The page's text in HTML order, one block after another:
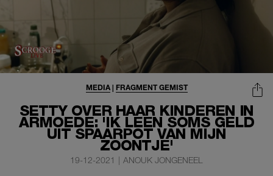
SETTY OVER HAAR KINDEREN IN
ARMOEDE: 'IK LEEN SOMS GELD
UIT SPAARPOT VAN MIJN
ZOONTJE'
MEDIA| FRAGMENT GEMIST
19-12-2021 | ANOUK JONGENEEL